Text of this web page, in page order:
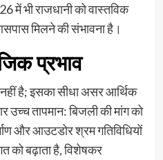
भी राजधानी को वास्तविक
मिलने की संभावना है।
प्रभाव
है; इसका सीधा असर आर्थिक
उच्च तापमान: बिजली की मांग को
और आउटडोर श्रम गतिविधियों
को बढ़ाता है, विशेषकर